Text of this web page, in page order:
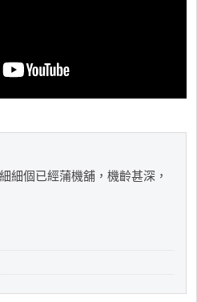
細個已經蒲機舖，機齡甚深，